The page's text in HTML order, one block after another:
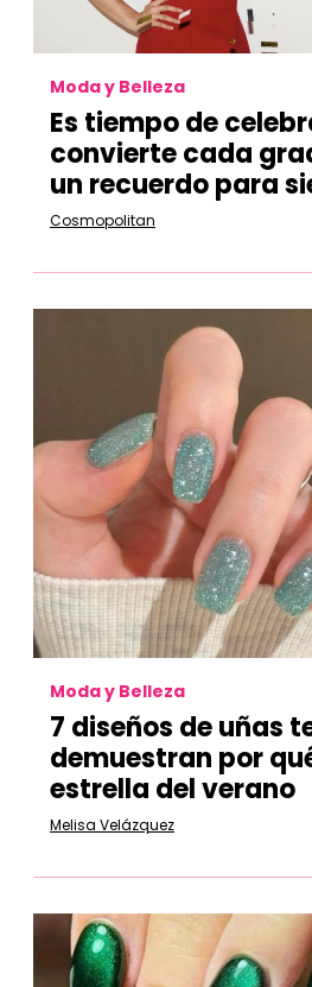
Moda y Belleza
Es tiempo de
convierte cada
un recuerdo para
Cosmopolitan
Moda y Belleza
7 diseños de uñas
demuestran por
estrella del verano
Melisa Velázquez